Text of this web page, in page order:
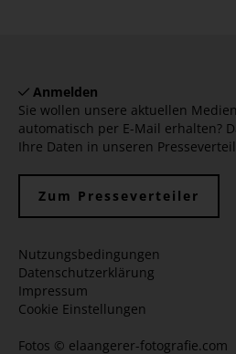
Anmelden
Sie wollen unsere aktuellen
automatisch per E-Mail erhalten?
Ihre Daten in unseren
Zum Presseverteiler
Nutzungsbedingungen
Datenschutzerklärung
Impressum
Cookie Einstellungen
Fotos © elaangerer-fotografie.com